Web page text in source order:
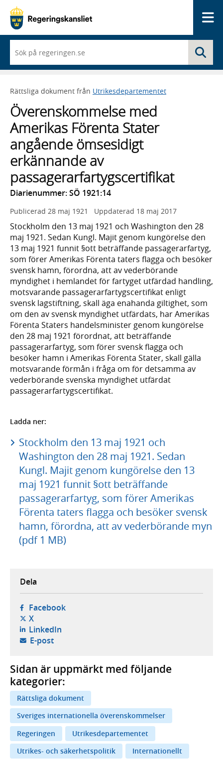
du
börjar
skriva
framträder
lista
med
sökförslag
Rättsliga dokument från Utrikesdepartementet
Överenskommelse med
Amerikas Förenta Stater
angående ömsesidigt
erkännande av
passagerarfartygscertifikat
Diarienummer: SÖ 1921:14
Publicerad 28 maj 1921 Uppdaterad 18 maj 2017
Stockholm den 13 maj 1921 och Washington den 28
maj 1921. Sedan Kungl. Majit genom kungörelse den
13 maj 1921 funnit §ott beträffande passagerarfartyg,
som förer Amerikas Förenta taters flagga och besöker
svensk hamn, förordna, att av vederbörande
myndighet i hemlandet för fartyget utfärdad handling,
motsvarande passagerarfartygscertifikat enligt
svensk lagstiftning, skall äga enahanda giltighet, som
om den av svensk myndighet utfärdats, har Amerikas
Förenta Staters handelsminister genom kungörelse
den 28 maj 1921 förordnat, att beträffande
passagerarfartyg, som förer svensk flagga och
besöker hamn i Amerikas Förenta Stater, skall gälla
motsvarande förmån i fråga om för detsamma av
vederbörande svenska myndighet utfärdat
passagerarfartygscertifikat.
Ladda ner:
Stockholm den 13 maj 1921 och
Washington den 28 maj 1921. Sedan
Kungl. Majit genom kungörelse den 13
maj 1921 funnit §ott beträffande
passagerarfartyg, som förer Amerikas
Förenta taters flagga och besöker svensk
hamn, förordna, att av vederbörande myn
(pdf 1 MB)
Dela
Facebook- öppnas i ny flik, extern webbplats,
X- öppnas i ny flik, extern webbplats,
LinkedIn- öppnas i ny flik, extern webbplats,
E-post- öppnar din e-postklient,
Sidan är uppmärkt med följande
kategorier:
Rättsliga dokument
Sveriges internationella överenskommelser
Regeringen
Utrikesdepartementet
Utrikes- och säkerhetspolitik
Internationellt